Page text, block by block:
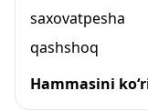
saxovatpesha
qashshoq
Hammasini